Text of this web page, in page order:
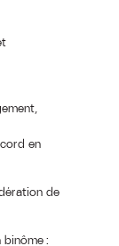
en
de
: